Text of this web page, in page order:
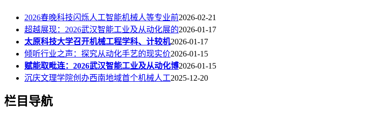
2026春晚科技闪烁人工智能机械人等专业前2026-02-21
超越展现：2026武汉智能工业及从动化展的2026-01-17
太原科技大学召开机械工程学科、计较机2026-01-17
倾听行业之声：探究从动化手艺的现实价2026-01-15
赋能取毗连：2026武汉智能工业及从动化博2026-01-15
沉庆文理学院创办西南地域首个机械人工2025-12-20
栏目导航